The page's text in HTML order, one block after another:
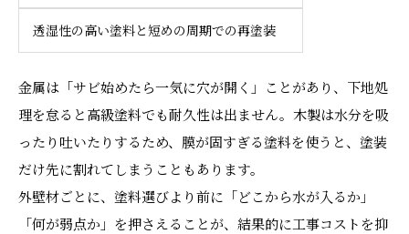
透湿性の高い塗料と短めの周期での再塗装
金属は「サビ始めたら一気に穴が開く」ことがあり、下地処
理を怠ると高級塗料でも耐久性は出ません。木製は水分を吸
ったり吐いたりするため、膜が固すぎる塗料を使うと、塗装
だけ先に割れてしまうこともあります。
外壁材ごとに、塗料選びより前に「どこから水が入るか」
「何が弱点か」を押さえることが、結果的に工事コストを抑